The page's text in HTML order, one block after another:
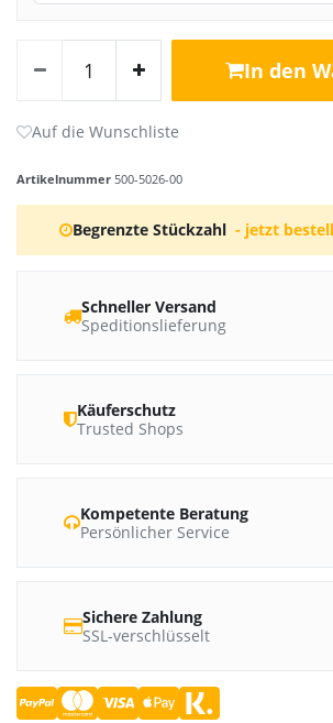
In den
Artikelnummer 500-5026-00
Begrenzte Stückzahl - jetzt
Schneller Versand
Speditionslieferung
Käuferschutz
Trusted Shops
Kompetente Beratung
Persönlicher Service
Sichere Zahlung
SSL-verschlüsselt